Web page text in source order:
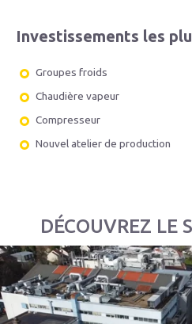
Investissements les
Groupes froids
Chaudière vapeur
Compresseur
Nouvel atelier de production
DÉCOUVREZ LE